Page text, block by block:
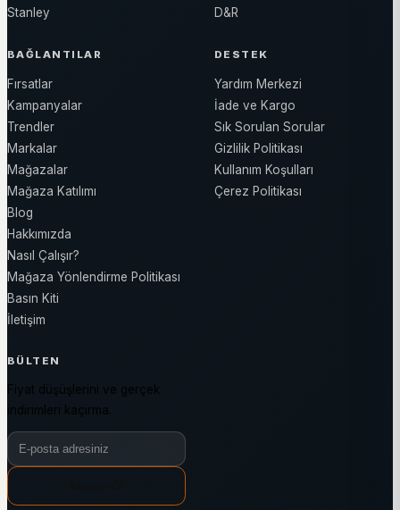
Stanley
D&R
BAĞLANTILAR
Fırsatlar
Kampanyalar
Trendler
Markalar
Mağazalar
Mağaza Katılımı
Blog
Hakkımızda
Nasıl Çalışır?
Mağaza Yönlendirme Politikası
Basın Kiti
İletişim
DESTEK
Yardım Merkezi
İade ve Kargo
Sık Sorulan Sorular
Gizlilik Politikası
Kullanım Koşulları
Çerez Politikası
BÜLTEN
Fiyat düşüşlerini ve gerçek
indirimleri kaçırma.
Bülten e-posta adresiniz